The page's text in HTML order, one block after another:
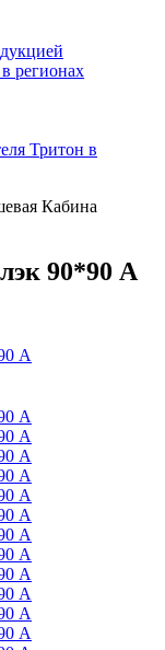
регионах
Тритон в
Кабина
90*90 А